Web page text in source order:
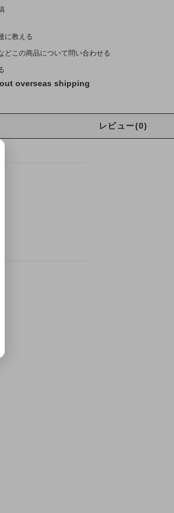
に教える
どこの商品について問い合わせる
overseas shipping
レビュー(0)